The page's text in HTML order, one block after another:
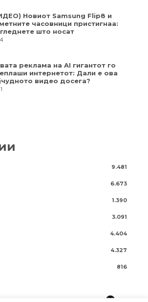
Новиот Samsung Flip8 и
часовници пристигнаа:
што носат
реклама на AI гигантот го
интернетот: Дали е ова
видео досега?
9.481
6.673
1.390
3.091
4.404
4.327
816